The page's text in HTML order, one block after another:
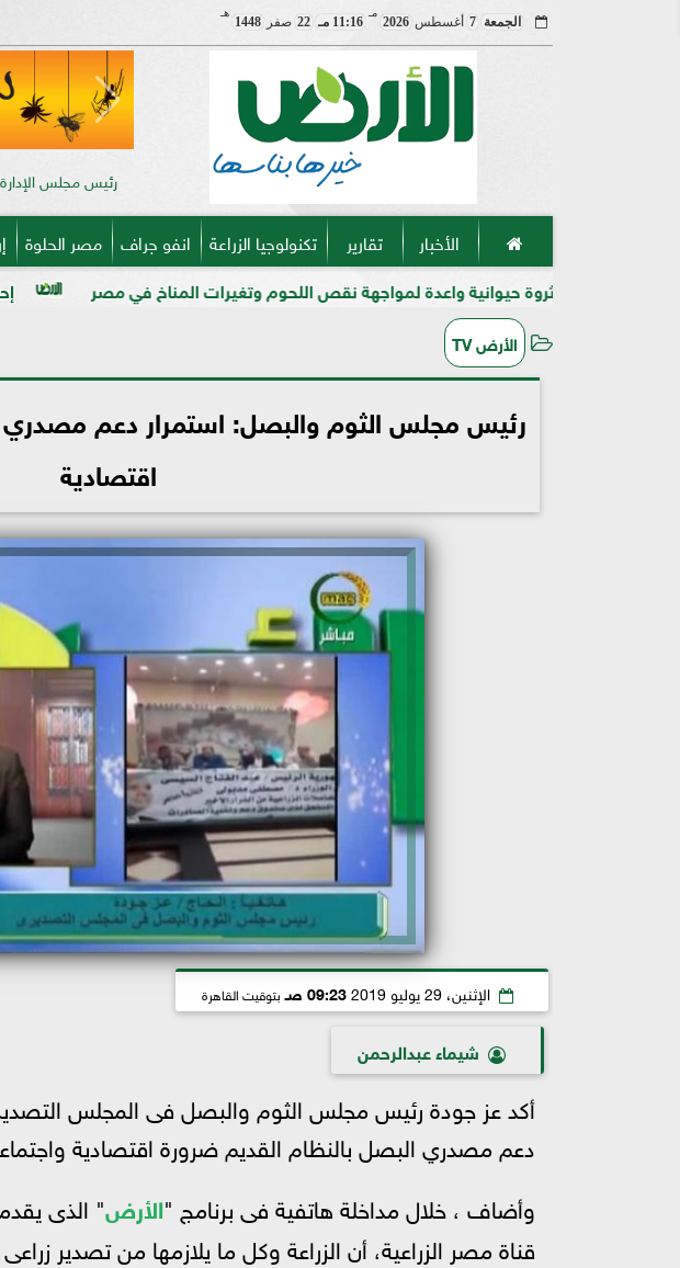
الجمعة 7 أغسطس2026
مـ
11:16 مـ 22 صفر 1448
هـ
رئيس مجلس الإدارة
الأخبار تقارير تكنولوجيا الزراعة انفو جراف مصر الحلوة
إحباط تقسيم قطعة أرض على مساحة ثروة حيوانية واعدة لمواجهة نقص اللحوم وتغيرات المناخ في مصر
الأرض TV
رئيس مجلس الثوم والبصل: استمرار دعم مصدري
اقتصادية
الإثنين، 29 يوليو 2019 09:23 صـ بتوقيت القاهرة
شيماء عبدالرحمن
أكد عز جودة رئيس مجلس الثوم والبصل فى المجلس
دعم مصدري البصل بالنظام القديم ضرورة اقتصادية
وأضاف ، خلال مداخلة هاتفية فى برنامج "الأرض" الذى
قناة مصر الزراعية، أن الزراعة وكل ما يلازمها من تصدير